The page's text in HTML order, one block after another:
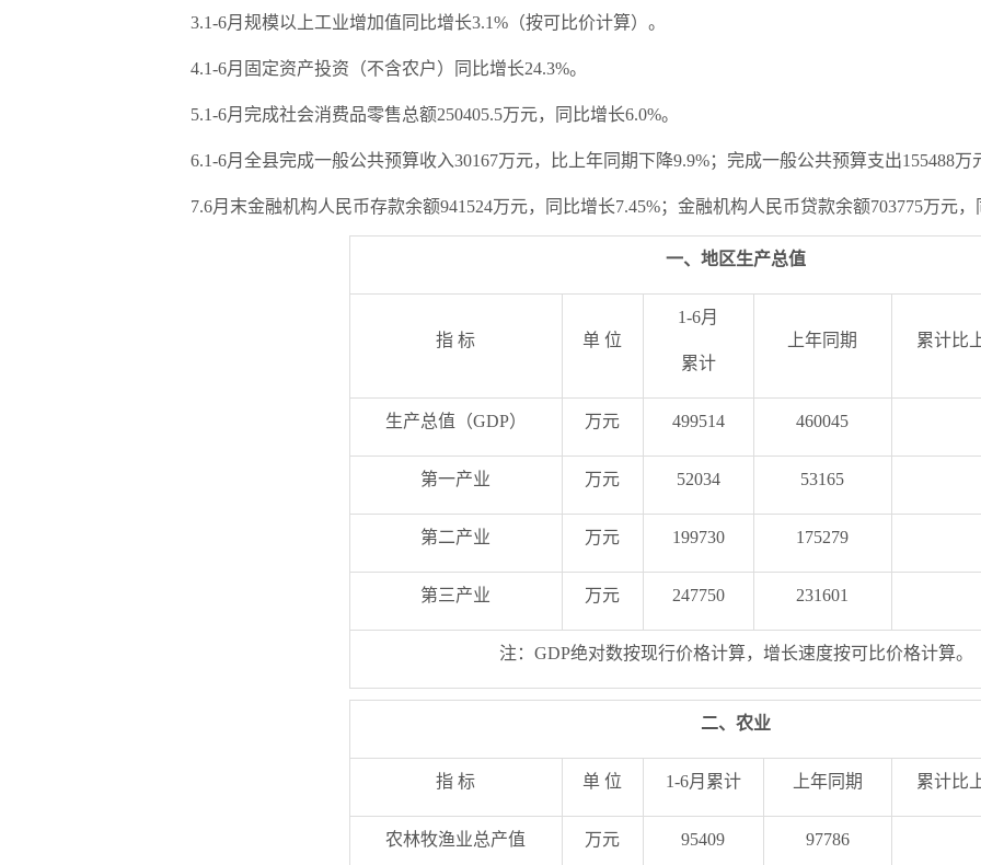
3.1-6月规模以上工业增加值同比增长3.1%（按可比价计算）。
4.1-6月固定资产投资（不含农户）同比增长24.3%。
5.1-6月完成社会消费品零售总额250405.5万元，同比增长6.0%。
6.1-6月全县完成一般公共预算收入30167万元，比上年同期下降9.9%；完成一般公共预算支出155488万
7.6月末金融机构人民币存款余额941524万元，同比增长7.45%；金融机构人民币贷款余额703775万元，
一、地区生产总值
指 标 单 位
1-6月
累计
上年同期 累计比
生产总值（GDP） 万元 499514 460045
第一产业 万元 52034 53165
第二产业 万元 199730 175279
第三产业 万元 247750 231601
注：GDP绝对数按现行价格计算，增长速度按可比价格计算。
二、农业
指 标 单 位 1-6月累计 上年同期 累计比
农林牧渔业总产值 万元 95409 97786